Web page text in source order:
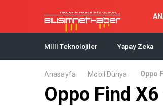
Milli Teknolojiler Yapay Zeka
Anasayfa Mobil Dünya Oppo
Oppo Find